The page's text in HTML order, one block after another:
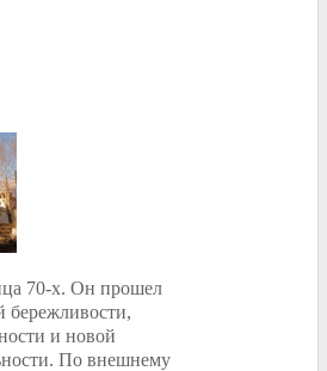
70-х. Он прошел
бережливости,
и новой
По внешнему